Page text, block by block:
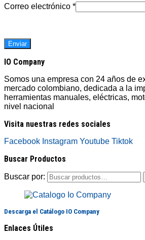
Correo electrónico *
IO Company
Somos una empresa con 24 años de
mercado colombiano, dedicada a la
herramientas manuales, eléctricas,
nivel nacional
Visita nuestras redes sociales
Facebook Instagram Youtube Tiktok
Buscar Productos
Buscar por:
Descarga el Catálogo IO Company
Enlaces Útiles